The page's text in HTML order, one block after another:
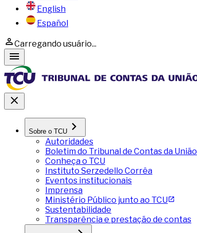
English
Español
Carregando usuário...
Sobre o TCU
Autoridades
Boletim do Tribunal de Contas da União
Conheça o TCU
Instituto Serzedello Corrêa
Eventos institucionais
Imprensa
Ministério Público junto ao TCU
Sustentabilidade
Transparência e prestação de contas